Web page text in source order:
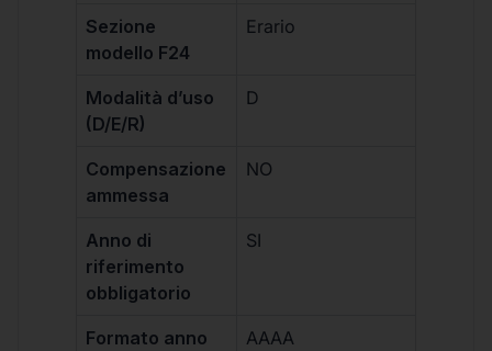
Sezione
modello F24
Erario
Modalità d’uso
(D/E/R)
D
Compensazione
ammessa
NO
Anno di
riferimento
obbligatorio
SI
Formato anno AAAA